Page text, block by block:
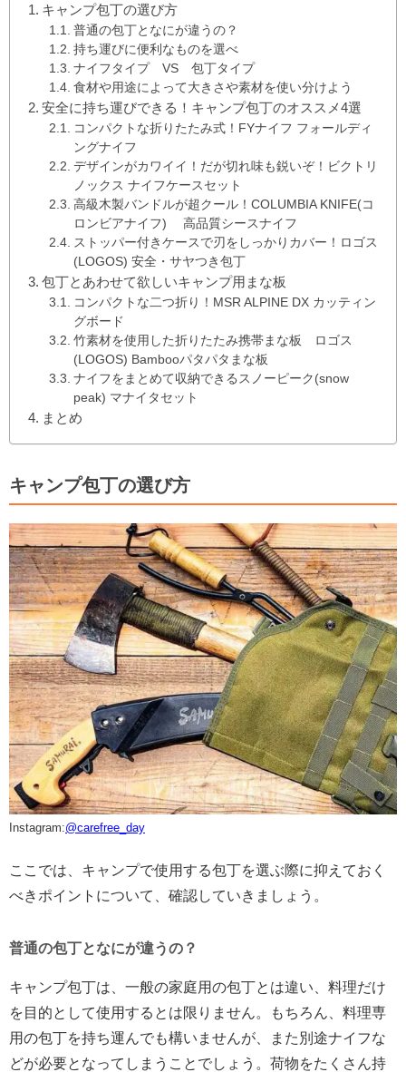
キャンプ包丁の選び方
普通の包丁となにが違うの？
持ち運びに便利なものを選べ
ナイフタイプ VS 包丁タイプ
食材や用途によって大きさや素材を使い分けよう
安全に持ち運びできる！キャンプ包丁のオススメ4選
コンパクトな折りたたみ式！FYナイフ フォールディ
ングナイフ
デザインがカワイイ！だが切れ味も鋭いぞ！ビクトリ
ノックス ナイフケースセット
高級木製バンドルが超クール！COLUMBIA KNIFE(コ
ロンビアナイフ) 高品質シースナイフ
ストッパー付きケースで刃をしっかりカバー！ロゴス
(LOGOS) 安全・サヤつき包丁
包丁とあわせて欲しいキャンプ用まな板
コンパクトな二つ折り！MSR ALPINE DX カッティン
グボード
竹素材を使用した折りたたみ携帯まな板 ロゴス
(LOGOS) Bambooパタパタまな板
ナイフをまとめて収納できるスノーピーク(snow
peak) マナイタセット
まとめ
キャンプ包丁の選び方
Instagram:@carefree_day
ここでは、キャンプで使用する包丁を選ぶ際に抑えておく
べきポイントについて、確認していきましょう。
普通の包丁となにが違うの？
キャンプ包丁は、一般の家庭用の包丁とは違い、料理だけ
を目的として使用するとは限りません。もちろん、料理専
用の包丁を持ち運んでも構いませんが、また別途ナイフな
どが必要となってしまうことでしょう。荷物をたくさん持